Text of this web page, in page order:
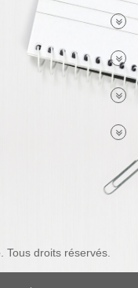
. Tous droits réservés.